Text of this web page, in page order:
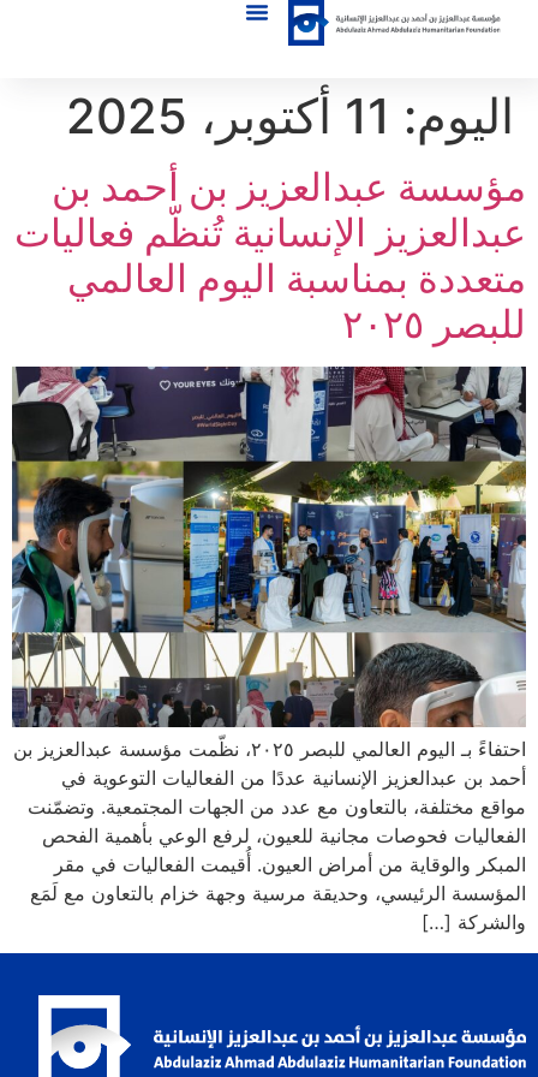
اليوم: 11 أكتوبر، 2025
مؤسسة عبدالعزيز بن أحمد بن
عبدالعزيز الإنسانية تُنظّم فعاليات
متعددة بمناسبة اليوم العالمي
للبصر ٢٠٢٥
احتفاءً بـ اليوم العالمي للبصر ٢٠٢٥، نظّمت مؤسسة عبدالعزيز بن
أحمد بن عبدالعزيز الإنسانية عددًا من الفعاليات التوعوية في
مواقع مختلفة، بالتعاون مع عدد من الجهات المجتمعية. وتضمّنت
الفعاليات فحوصات مجانية للعيون، لرفع الوعي بأهمية الفحص
المبكر والوقاية من أمراض العيون. أُقيمت الفعاليات في مقر
المؤسسة الرئيسي، وحديقة مرسية وجهة خزام بالتعاون مع لَمَع
والشركة […]